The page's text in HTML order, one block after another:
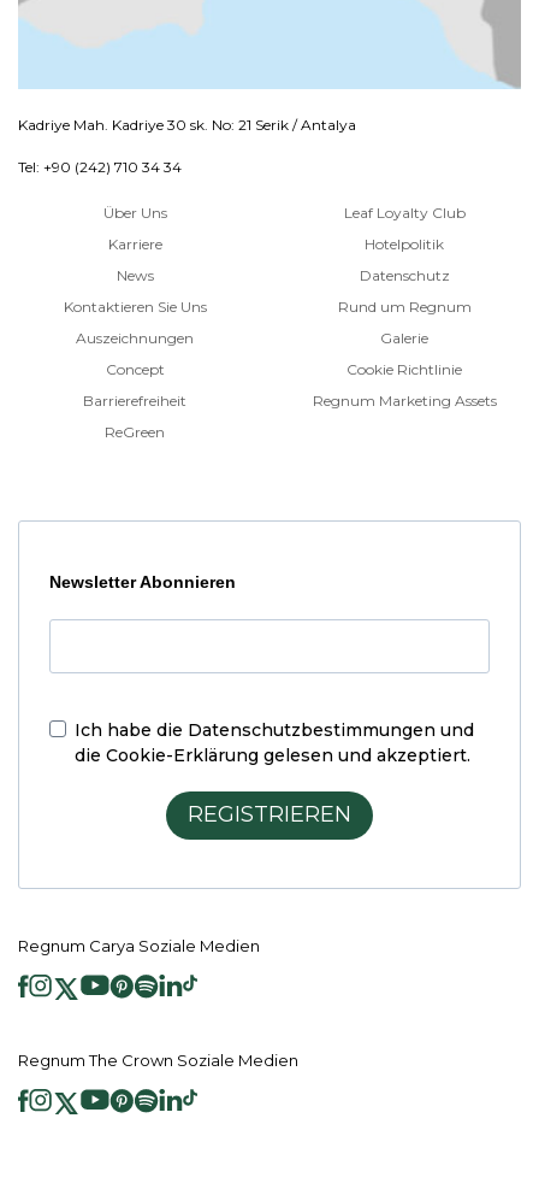
Kadriye Mah. Kadriye 30 sk. No: 21 Serik / Antalya
Tel: +90 (242) 710 34 34
Über Uns
Karriere
News
Kontaktieren Sie Uns
Auszeichnungen
Concept
Barrierefreiheit
ReGreen
Leaf Loyalty Club
Hotelpolitik
Datenschutz
Rund um Regnum
Galerie
Cookie Richtlinie
Regnum Marketing Assets
Newsletter Abonnieren
Ich habe die Datenschutzbestimmungen und
die Cookie-Erklärung gelesen und akzeptiert.
REGISTRIEREN
Regnum Carya Soziale Medien
Regnum The Crown Soziale Medien